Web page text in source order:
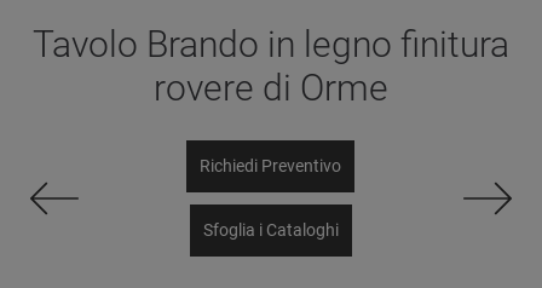
Tavolo Brando in legno finitura
rovere di Orme
Richiedi Preventivo
Sfoglia i Cataloghi